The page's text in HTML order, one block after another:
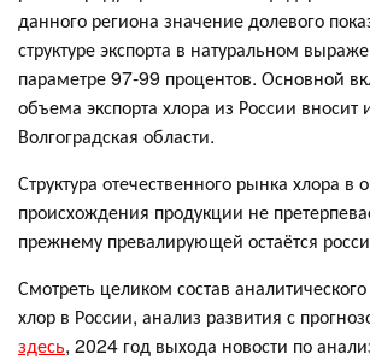
данного региона значение долевого
структуре экспорта в натуральном
параметре 97-99 процентов. Основной
объема экспорта хлора из России
Волгоградская области.
Структура отечественного рынка хлора в
происхождения продукции не
прежнему превалирующей остаётся
Смотреть целиком состав
хлор в России, анализ развития с
здесь, 2024 год выхода новости по